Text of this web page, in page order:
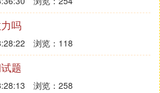
吗
浏览：118
题
浏览：258